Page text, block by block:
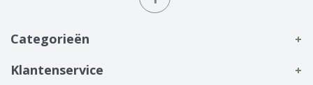
Categorieën
Klantenservice